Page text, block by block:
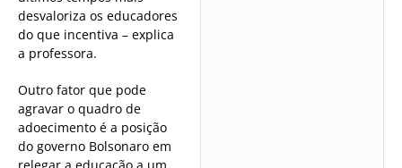
desvaloriza os educadores
do que incentiva – explica
a professora.
Outro fator que pode
agravar o quadro de
adoecimento é a posição
do governo Bolsonaro em
relegar a educação a um